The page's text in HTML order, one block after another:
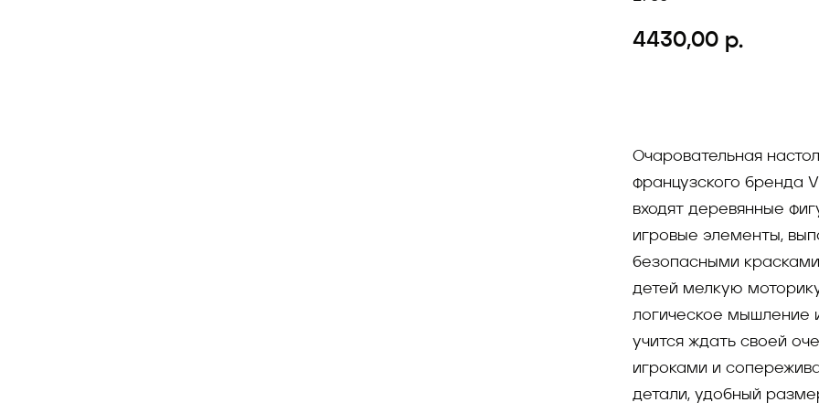
4430,00 р.
Очаровательная
французского бренда
входят деревянные
игровые элементы,
безопасными
детей мелкую
логическое мышление
учится ждать своей
игроками и
детали, удобный